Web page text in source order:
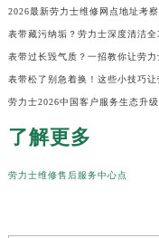
2026最新劳力士维修网点地址考
表带藏污纳垢？劳力士深度清洁全
了解更多
劳力士维修售后服务中心点